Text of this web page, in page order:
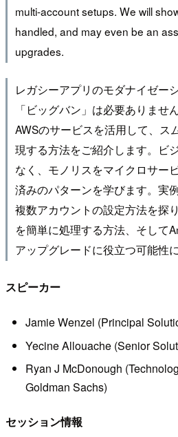
multi-account setups. We will
handled, and may even be an
upgrades.
レガシーアプリのモダナイゼー
「ビッグバン」は必要ありませ
AWSのサービスを活用して、ス
現する方法をご紹介します。ビ
なく、モノリスをマイクロサー
済みのパターンを学びます。実
複数アカウントの設定方法を探
を簡単に処理する方法、そして
アップグレードに役立つ可能性
スピーカー
Jamie Wenzel (Principal
Yecine Allouache (Senior
Ryan J McDonough
Goldman Sachs)
セッション情報